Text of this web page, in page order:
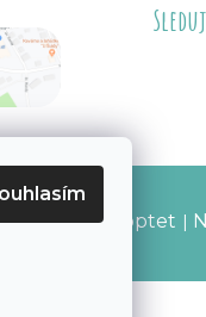
Vytvořil Shoptet |